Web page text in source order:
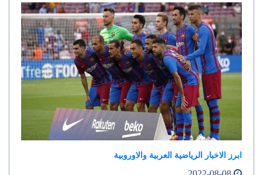
ابرز الاخبار الرياضية العربية والاوروبية